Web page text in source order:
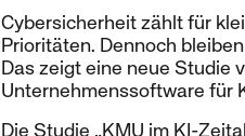
Cybersicherheit zählt für
Prioritäten. Dennoch
Das zeigt eine neue Studie
Unternehmenssoftware für
Die Studie „KMU im KI-